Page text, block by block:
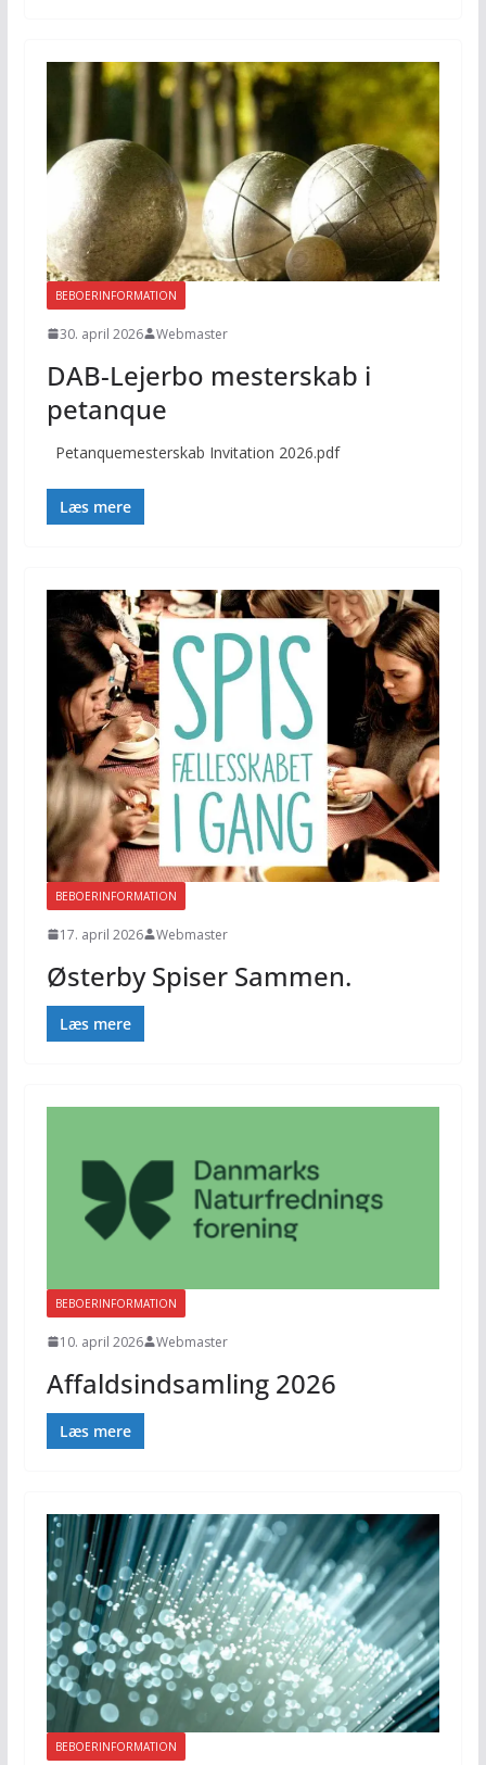
BEBOERINFORMATION
30. april 2026 Webmaster
DAB-Lejerbo mesterskab i
petanque
Petanquemesterskab Invitation 2026.pdf
Læs mere
BEBOERINFORMATION
17. april 2026 Webmaster
Østerby Spiser Sammen.
Læs mere
BEBOERINFORMATION
10. april 2026 Webmaster
Affaldsindsamling 2026
Læs mere
BEBOERINFORMATION